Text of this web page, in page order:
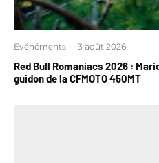
Evénéments · 3 août 2026
Red Bull Romaniacs 2026 :
guidon de la CFMOTO 450MT